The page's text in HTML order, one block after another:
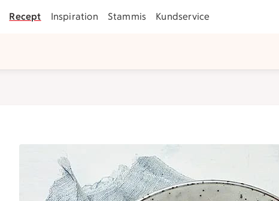
Recept Inspiration Stammis Kundservice